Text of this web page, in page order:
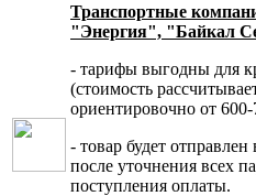
Транспортные
"Энергия", "Байкал
- тарифы выгодны для
(стоимость
ориентировочно от 600-
- товар будет
после уточнения всех
поступления оплаты.